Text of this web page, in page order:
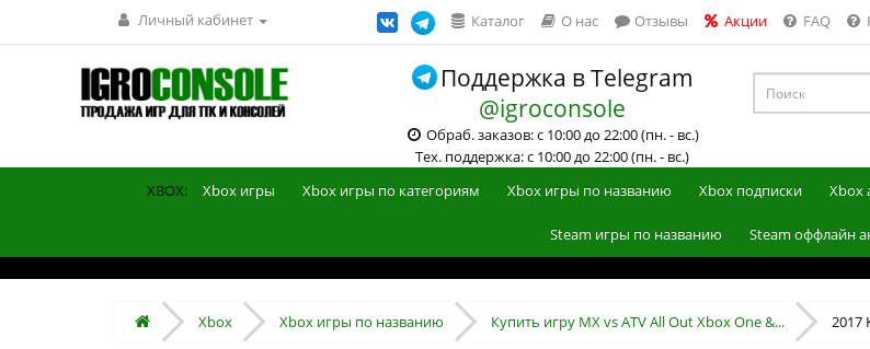
Личный кабинет Каталог О нас Отзывы Акции FAQ
Поддержка в Telegram
@igroconsole
Обраб. заказов: с 10:00 до 22:00 (пн. - вс.)
Тех. поддержка: с 10:00 до 22:00 (пн. - вс.)
XBOX: Xbox игры Xbox игры по категориям Xbox игры по названию Xbox подписки Xbox
Steam игры по названию Steam оффлайн
Xbox Xbox игры по названию Купить игру MX vs ATV All Out Xbox One &... 2017